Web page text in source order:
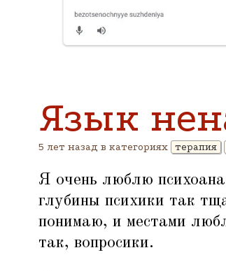
Язык
5 лет назад в категориях терапия
Я очень люблю
глубины психики так
понимаю, и местами
так, вопросики.